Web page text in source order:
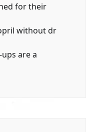
for their
without dr
are a